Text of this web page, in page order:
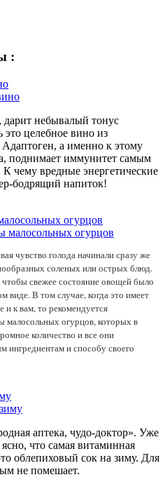
:
дарит небывалый тонус
целебное вино из
а именно к этому
поднимает иммунитет самым
чему вредные энергетические
бодрящий напиток!
огурцов
чувство голода начинали сразу же
соленых или острых блюд.
свежее состояние овощей было
виде. В том случае, когда это имеет
и к вам, то рекомендуется
малосольных огурцов, которых в
количество и все они
ингредиентам и способу своего
аптека, чудо-доктор». Уже
что самая витаминная
облепиховый сок на зиму. Для
не помешает.